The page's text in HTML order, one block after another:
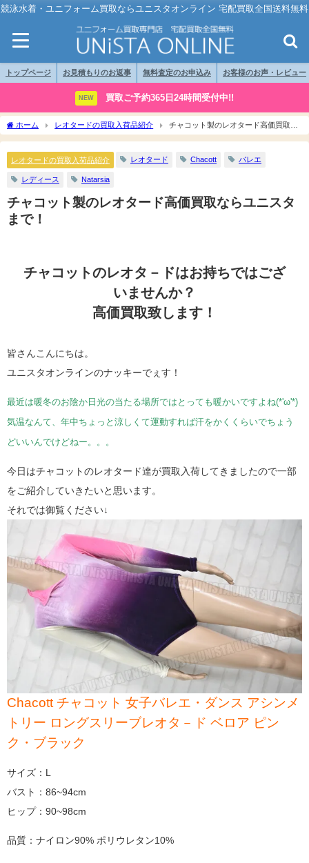
競泳水着・ユニフォーム買取ならユニスタオンライン 宅配買取全国送料無料
トップページ お見積もりのお返事 無料査定のお申込み お客様のお声・レビュー
NEW 買取ご予約365日24時間受付中!!
ホーム レオタードの買取入荷品紹介
チャコット製のレオタード高価買取な
らユニスタまで！
レオタードの買取入荷品紹介 レオタード Chacott バレエ
レディース Natarsia
チャコット製のレオタード高価買取ならユニスタ
まで！
チャコットのレオタ－ドはお持ちではござ
いませんか？
高価買取致します！
皆さんこんにちは。
ユニスタオンラインのナッキーでぇす！
最近は暖冬のお陰か日光の当たる場所ではとっても暖かいですよね(*'ω'*)
気温なんて、年中ちょっと涼しくて運動すれば汗をかくくらいでちょう
どいいんでけどねー。。。
今日はチャコットのレオタード達が買取入荷してきましたので一部
をご紹介していきたいと思います。
それでは御覧ください↓
Chacott チャコット 女子バレエ・ダンス アシンメ
トリー ロングスリーブレオタ－ド ベロア ピン
ク・ブラック
サイズ：L
バスト：86~94cm
ヒップ：90~98cm
品質：ナイロン90% ポリウレタン10%